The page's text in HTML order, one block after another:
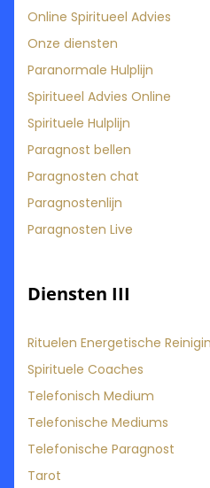
Online Spiritueel Advies
Onze diensten
Paranormale Hulplijn
Spiritueel Advies Online
Spirituele Hulplijn
Paragnost bellen
Paragnosten chat
Paragnostenlijn
Paragnosten Live
Diensten III
Rituelen Energetische
Spirituele Coaches
Telefonisch Medium
Telefonische Mediums
Telefonische Paragnost
Tarot